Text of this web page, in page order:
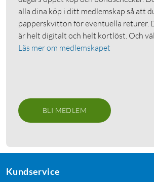
alla dina köp i ditt medlemskap så att
papperskvitton för eventuella returer.
är helt digitalt och helt kortlöst. Och
Läs mer om medlemskapet
BLI MEDLEM
Kundservice